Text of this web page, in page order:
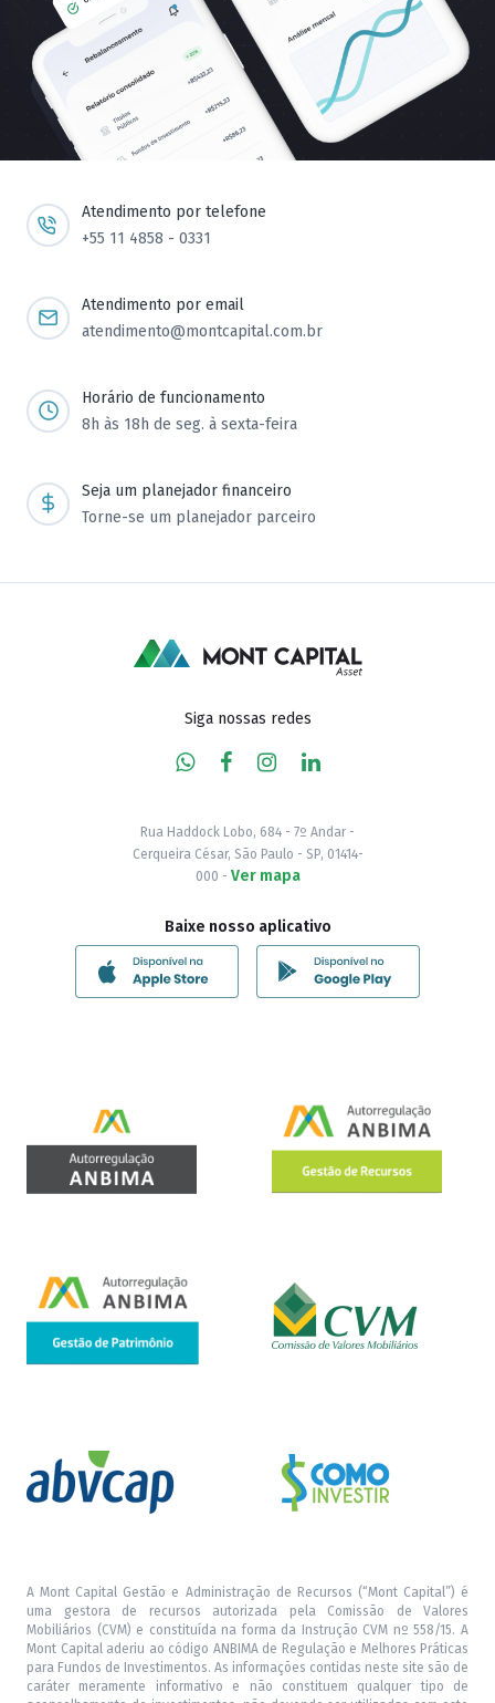
Atendimento por telefone
+55 11 4858 - 0331
Atendimento por email
atendimento@montcapital.com.br
Horário de funcionamento
8h às 18h de seg. à sexta-feira
Seja um planejador financeiro
Torne-se um planejador parceiro
Siga nossas redes
Rua Haddock Lobo, 684 - 7º Andar -
Cerqueira César, São Paulo - SP, 01414-
000 - Ver mapa
Baixe nosso aplicativo
A Mont Capital Gestão e Administração de Recursos (“Mont Capital”) é
uma gestora de recursos autorizada pela Comissão de Valores
Mobiliários (CVM) e constituída na forma da Instrução CVM nº 558/15. A
Mont Capital aderiu ao código ANBIMA de Regulação e Melhores Práticas
para Fundos de Investimentos. As informações contidas neste site são de
caráter meramente informativo e não constituem qualquer tipo de